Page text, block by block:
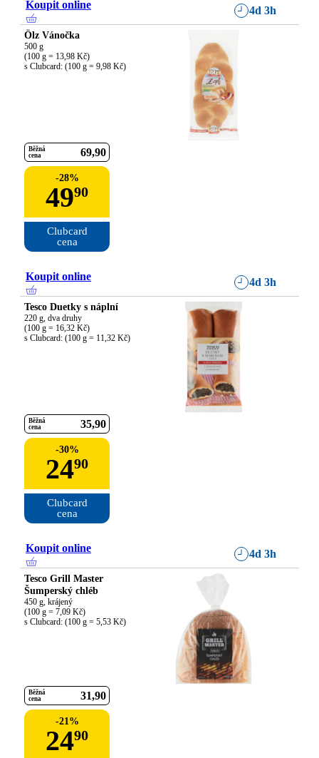
Koupit online 4d 3h
Ölz Vánočka
500 g
(100 g = 13,98 Kč)
s Clubcard: (100 g = 9,98 Kč)
Běžná
cena
69 90
-28%
4990
Clubcard
cena
Koupit online 4d 3h
Tesco Duetky s náplní
220 g, dva druhy
(100 g = 16,32 Kč)
s Clubcard: (100 g = 11,32 Kč)
Běžná
cena
35 90
-30%
2490
Clubcard
cena
Koupit online 4d 3h
Tesco Grill Master
Šumperský chléb
450 g, krájený
(100 g = 7,09 Kč)
s Clubcard: (100 g = 5,53 Kč)
Běžná
cena
31 90
-21%
2490